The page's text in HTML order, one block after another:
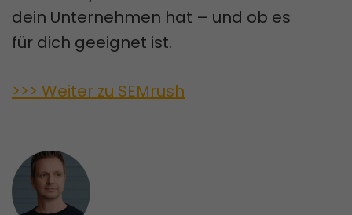
dein Unternehmen hat – und ob es
für dich geeignet ist.
>>> Weiter zu SEMrush